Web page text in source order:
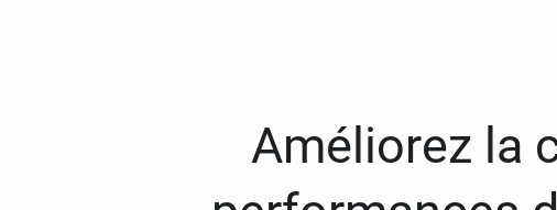
Améliorez la